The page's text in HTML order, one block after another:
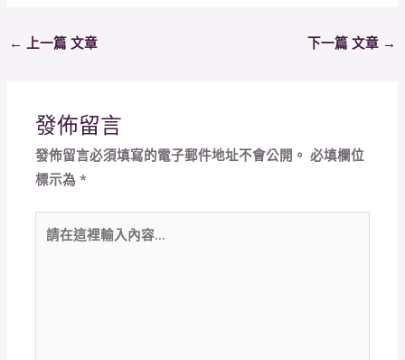
← 上一篇 文章 下一篇 文章 →
發佈留言
發佈留言必須填寫的電子郵件地址不會公開。 必填欄位
標示為*
在